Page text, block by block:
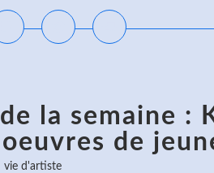
la semaine :
de
vie d'artiste